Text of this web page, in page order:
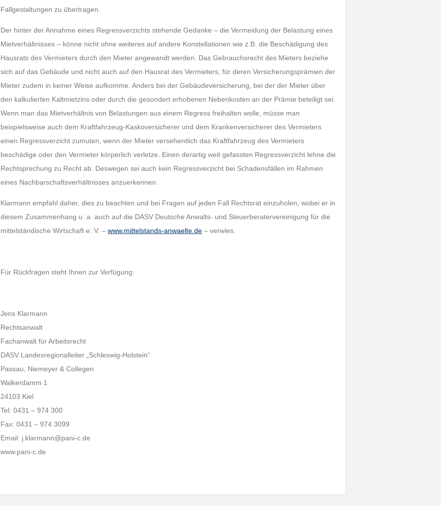
Fallgestaltungen zu übertragen.
Der hinter der Annahme eines Regressverzichts stehende Gedanke – die Vermeidung der Belastung eines
Mietverhältnisses – könne nicht ohne weiteres auf andere Konstellationen wie z.B. die Beschädigung des
Hausrats des Vermieters durch den Mieter angewandt werden. Das Gebrauchsrecht des Mieters beziehe
sich auf das Gebäude und nicht auch auf den Hausrat des Vermieters, für deren Versicherungsprämien der
Mieter zudem in keiner Weise aufkomme. Anders bei der Gebäudeversicherung, bei der der Mieter über
den kalkulierten Kaltmietzins oder durch die gesondert erhobenen Nebenkosten an der Prämie beteiligt sei.
Wenn man das Mietverhältnis von Belastungen aus einem Regress freihalten wolle, müsse man
beispielsweise auch dem Kraftfahrzeug-Kaskoversicherer und dem Krankenversicherer des Vermieters
einen Regressverzicht zumuten, wenn der Mieter versehentlich das Kraftfahrzeug des Vermieters
beschädige oder den Vermieter körperlich verletze. Einen derartig weit gefassten Regressverzicht lehne die
Rechtsprechung zu Recht ab. Deswegen sei auch kein Regressverzicht bei Schadensfällen im Rahmen
eines Nachbarschaftsverhältnisses anzuerkennen.
Klarmann empfahl daher, dies zu beachten und bei Fragen auf jeden Fall Rechtsrat einzuholen, wobei er in
diesem Zusammenhang u. a. auch auf die DASV Deutsche Anwalts- und Steuerberatervereinigung für die
mittelständische Wirtschaft e. V. –www.mittelstands-anwaelte.de – verwies.
Für Rückfragen steht Ihnen zur Verfügung:
Jens Klarmann
Rechtsanwalt
Fachanwalt für Arbeitsrecht
DASV Landesregionalleiter „Schleswig-Holstein“
Passau, Niemeyer & Collegen
Walkerdamm 1
24103 Kiel
Tel: 0431 – 974 300
Fax: 0431 – 974 3099
Email: j.klarmann@pani-c.de
www.pani-c.de